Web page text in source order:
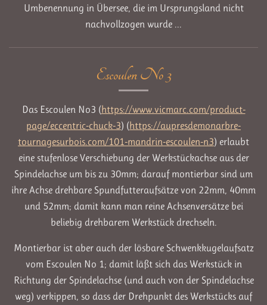
Umbenennung in Übersee, die im Ursprungsland nicht
nachvollzogen wurde ...
Escoulen No 3
Das Escoulen No3 (https://www.vicmarc.com/product-
page/eccentric-chuck-3) (https://aupresdemonarbre-
tournagesurbois.com/101-mandrin-escoulen-n3) erlaubt
eine stufenlose Verschiebung der Werkstückachse aus der
Spindelachse um bis zu 30mm; darauf montierbar sind um
ihre Achse drehbare Spundfutteraufsätze von 22mm, 40mm
und 52mm; damit kann man reine Achsenversätze bei
beliebig drehbarem Werkstück drechseln.
Montierbar ist aber auch der lösbare Schwenkkugelaufsatz
vom Escoulen No 1; damit läßt sich das Werkstück in
Richtung der Spindelachse (und auch von der Spindelachse
weg) verkippen, so dass der Drehpunkt des Werkstücks auf